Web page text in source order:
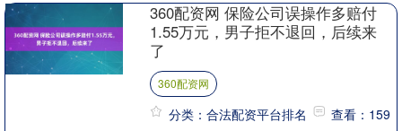
璃等财物受损，引....
360配资网 保险公司误操作多赔付
1.55万元，男子拒不退回，后续来
了
360配资网
分类：合法配资平台排名 查看：159